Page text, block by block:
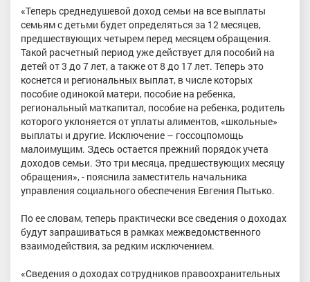
«Теперь среднедушевой доход семьи на все выплаты
семьям с детьми будет определяться за 12 месяцев,
предшествующих четырем перед месяцем обращения.
Такой расчетный период уже действует для пособий на
детей от 3 до 7 лет, а также от 8 до 17 лет. Теперь это
коснется и региональных выплат, в числе которых
пособие одинокой матери, пособие на ребенка,
региональный маткапитал, пособие на ребенка, родитель
которого уклоняется от уплаты алиментов, «школьные»
выплаты и другие. Исключение – госсоцпомощь
малоимущим. Здесь остается прежний порядок учета
доходов семьи. Это три месяца, предшествующих месяцу
обращения», - пояснила заместитель начальника
управления социального обеспечения Евгения Пытько.
По ее словам, теперь практически все сведения о доходах
будут запрашиваться в рамках межведомственного
взаимодействия, за редким исключением.
«Сведения о доходах сотрудников правоохранительных